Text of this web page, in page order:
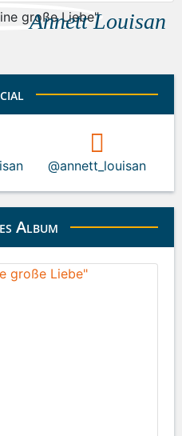
Annett Louisan
@annett_louisan
Album